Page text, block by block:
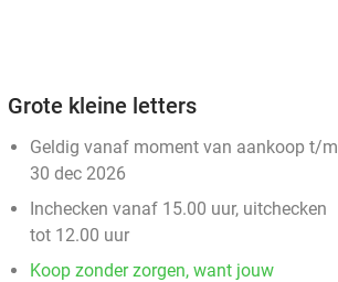
Grote kleine letters
Geldig vanaf moment van aankoop t/m
30 dec 2026
Inchecken vanaf 15.00 uur, uitchecken
tot 12.00 uur
Koop zonder zorgen, want jouw